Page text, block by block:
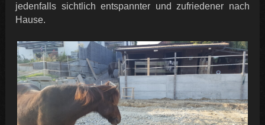
jedenfalls sichtlich entspannter und zufriedener nach
Hause.